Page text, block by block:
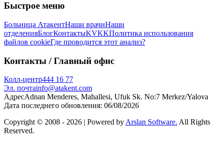
Быстрое меню
Больница АтакентНаши врачиНаши
отделенияБлогКонтактыKVKKПолитика использования
файлов cookieГде проводится этот анализ?
Контакты / Главный офис
Колл-центр444 16 77
Эл. почтаinfo@atakent.com
АдресAdnan Menderes, Mahallesi, Ufuk Sk. No:7 Merkez/Yalova
Дата последнего обновления: 06/08/2026
Copyright © 2008 - 2026 | Powered by Arslan Software. All Rights
Reserved.